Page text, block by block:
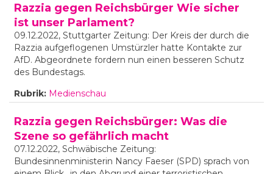
Razzia gegen Reichsbürger Wie sicher
ist unser Parlament?
09.12.2022, Stuttgarter Zeitung: Der Kreis der durch die
Razzia aufgeflogenen Umstürzler hatte Kontakte zur
AfD. Abgeordnete fordern nun einen besseren Schutz
des Bundestags.
Rubrik: Medienschau
Razzia gegen Reichsbürger: Was die
Szene so gefährlich macht
07.12.2022, Schwäbische Zeitung:
Bundesinnenministerin Nancy Faeser (SPD) sprach von